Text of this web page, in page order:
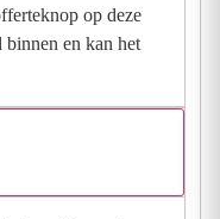
op deze
binnen en kan het